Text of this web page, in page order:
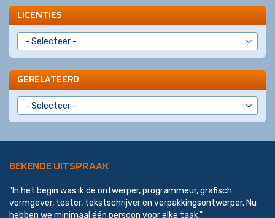
LICENTIES
GERELATEERD
BEKENDE UITSPRAAK
"In het begin was ik de ontwerper, programmeur, grafisch
vormgever, tester, tekstschrijver en verpakkingsontwerper. Nu
hebben we minimaal één persoon voor elke taak."